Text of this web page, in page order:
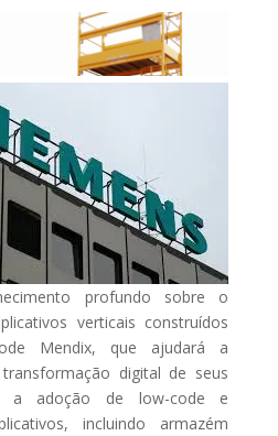
profundo sobre o
verticais construídos
Mendix, que ajudará a
digital de seus
a adoção de low-code e
incluindo armazém